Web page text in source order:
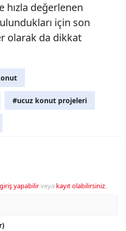
hızla değerlenen
için son
olarak da dikkat
#ucuz konut projeleri
giriş yapabilirveya kayıt olabilirsiniz.